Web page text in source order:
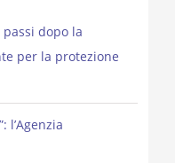
dopo la
per la protezione
l’Agenzia